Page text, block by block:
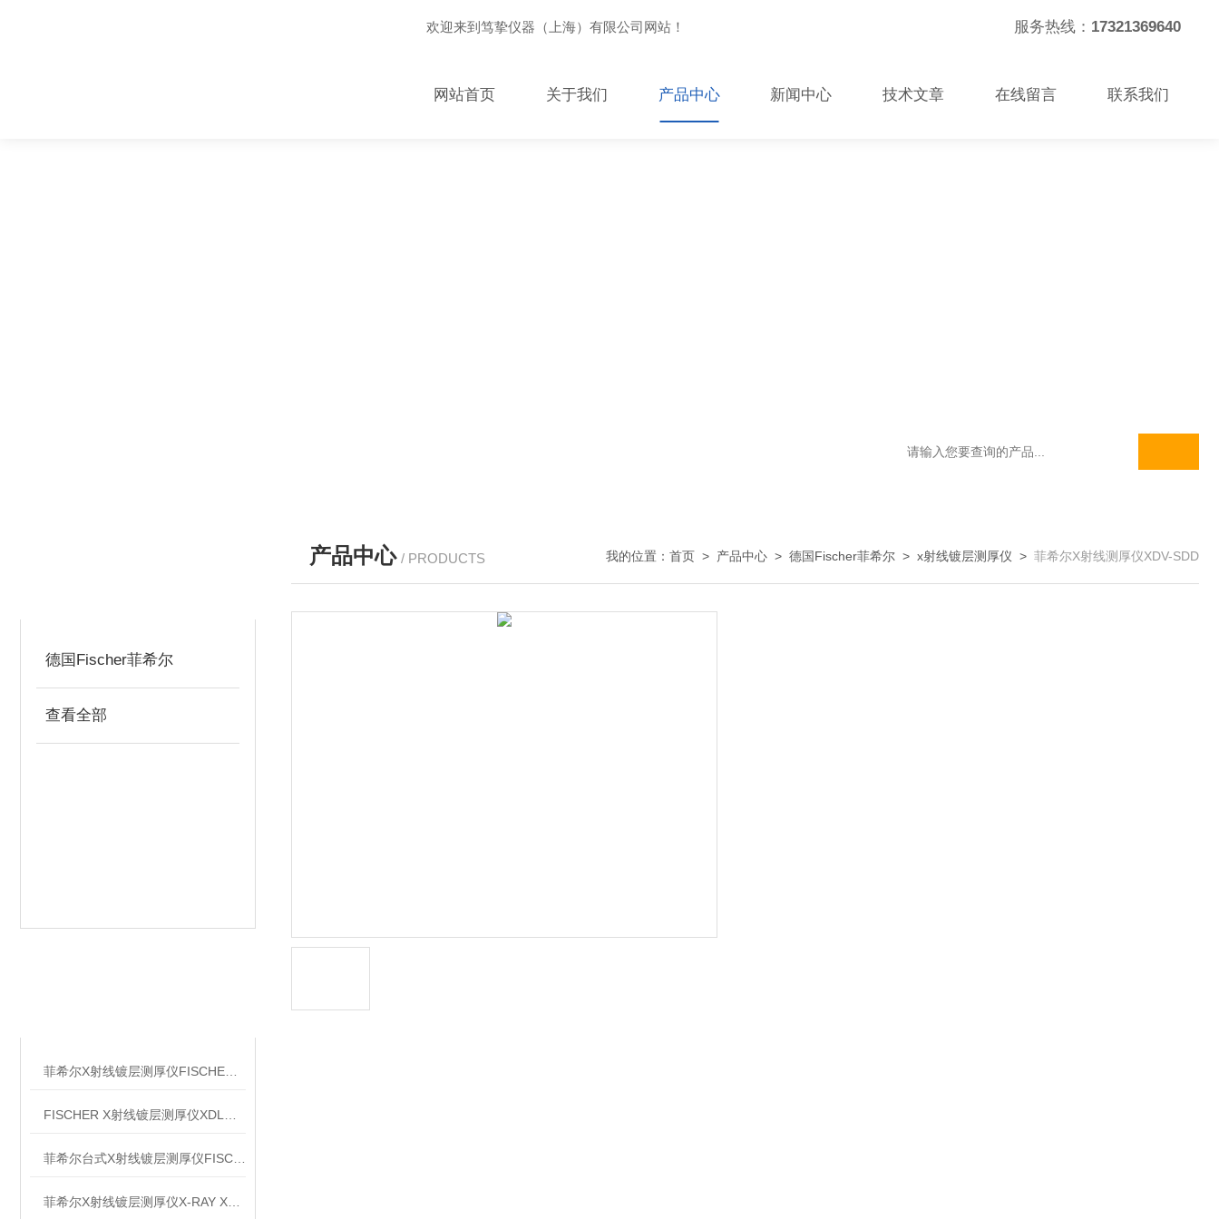
欢迎来到笃挚仪器（上海）有限公司网站！ 服务热线： 17321369640
网站首页 关于我们 产品中心 新闻中心 技术文章 在线留言 联系我们
德国Fischer菲希尔
查看全部
产品中心 / PRODUCTS 我的位置： 首页 > 产品中心 > 德国Fischer菲希尔 > x射线镀层测厚仪 > 菲希尔X射线测厚仪XDV-SDD